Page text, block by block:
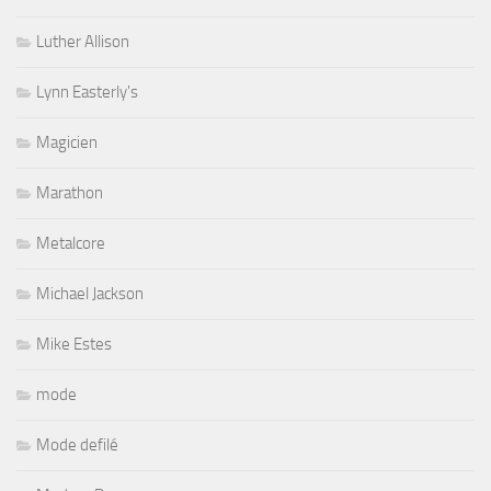
Luther Allison
Lynn Easterly's
Magicien
Marathon
Metalcore
Michael Jackson
Mike Estes
mode
Mode defilé